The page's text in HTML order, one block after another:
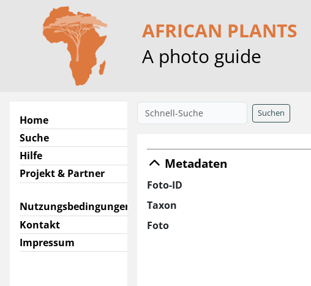
AFRICAN PLANTS
A photo guide
Home
Suche
Hilfe
Projekt & Partner
Nutzungsbedingungen
Kontakt
Impressum
Suchen
Metadaten
Foto-ID
Taxon
Foto